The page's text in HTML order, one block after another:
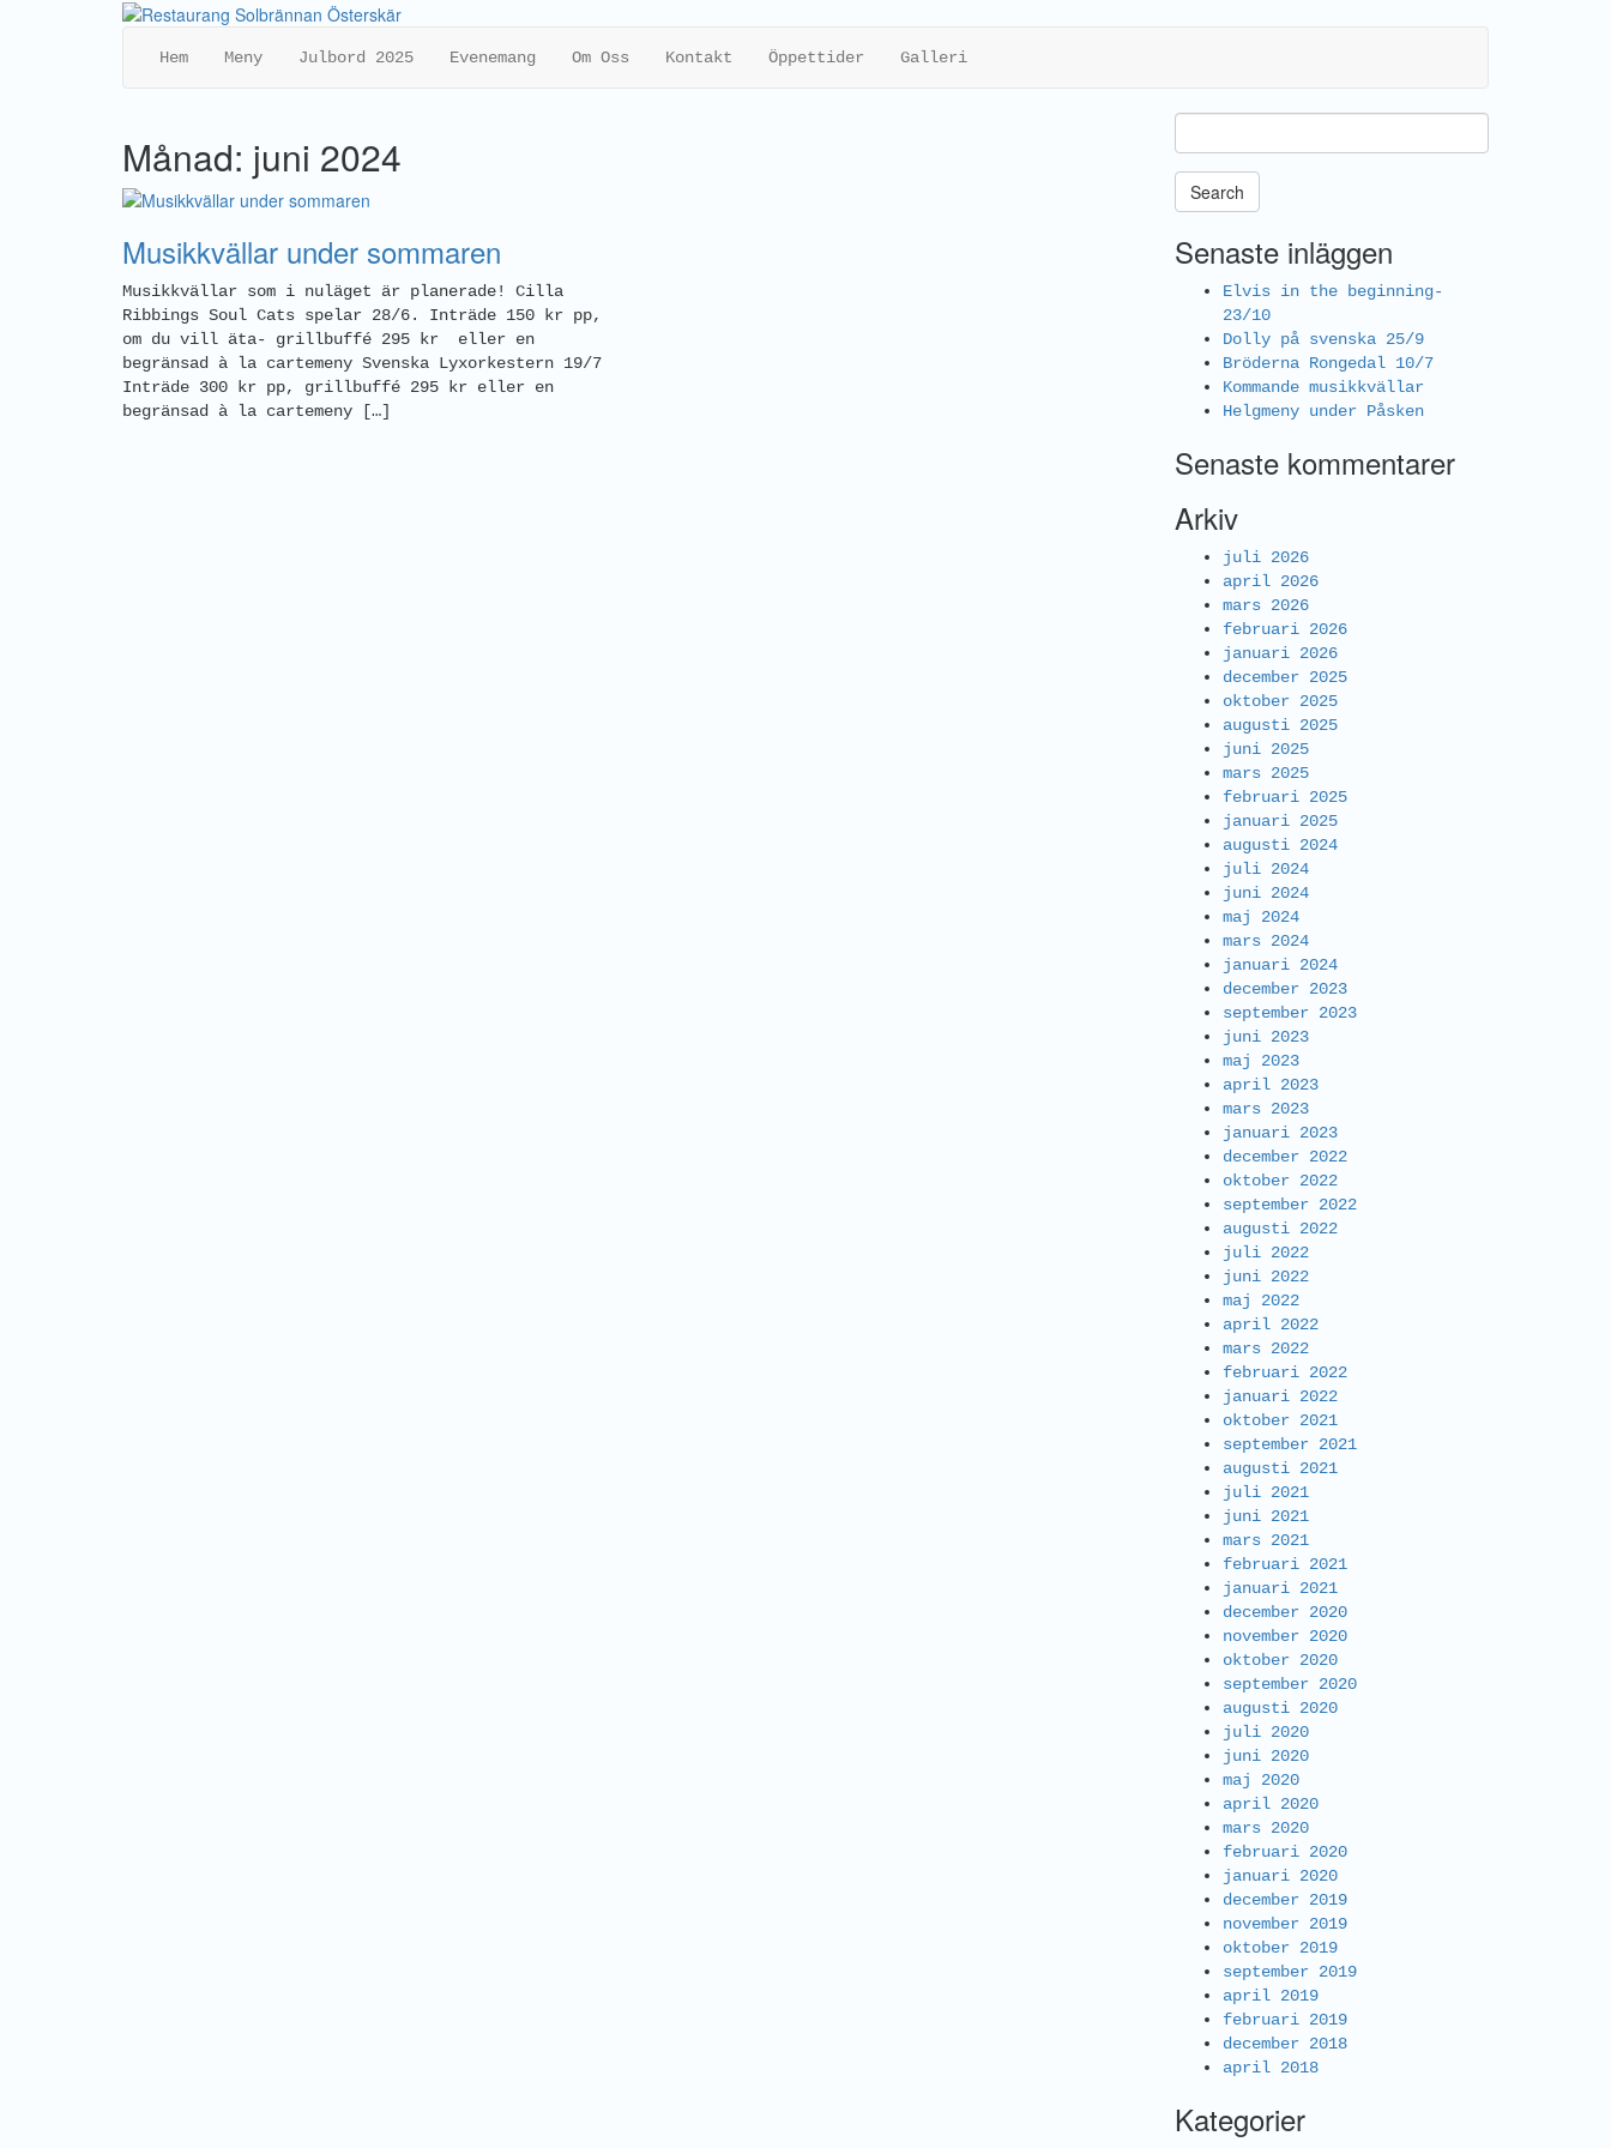
Hem Meny Julbord 2025 Evenemang Om Oss Kontakt Öppettider Galleri
Månad: juni 2024
Musikkvällar under sommaren
Musikkvällar som i nuläget är planerade! Cilla
Ribbings Soul Cats spelar 28/6. Inträde 150 kr pp,
om du vill äta- grillbuffé 295 kr eller en
begränsad à la cartemeny Svenska Lyxorkestern 19/7
Inträde 300 kr pp, grillbuffé 295 kr eller en
begränsad à la cartemeny […]
Search
Senaste inläggen
Elvis in the beginning-
23/10
Dolly på svenska 25/9
Bröderna Rongedal 10/7
Kommande musikkvällar
Helgmeny under Påsken
Senaste kommentarer
Arkiv
juli 2026
april 2026
mars 2026
februari 2026
januari 2026
december 2025
oktober 2025
augusti 2025
juni 2025
mars 2025
februari 2025
januari 2025
augusti 2024
juli 2024
juni 2024
maj 2024
mars 2024
januari 2024
december 2023
september 2023
juni 2023
maj 2023
april 2023
mars 2023
januari 2023
december 2022
oktober 2022
september 2022
augusti 2022
juli 2022
juni 2022
maj 2022
april 2022
mars 2022
februari 2022
januari 2022
oktober 2021
september 2021
augusti 2021
juli 2021
juni 2021
mars 2021
februari 2021
januari 2021
december 2020
november 2020
oktober 2020
september 2020
augusti 2020
juli 2020
juni 2020
maj 2020
april 2020
mars 2020
februari 2020
januari 2020
december 2019
november 2019
oktober 2019
september 2019
april 2019
februari 2019
december 2018
april 2018
Kategorier